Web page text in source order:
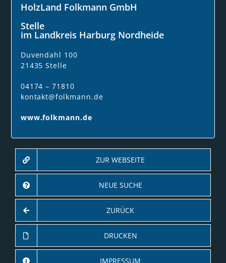
HolzLand Folkmann GmbH
Stelle
im Landkreis Harburg Nordheide
Duvendahl 100
21435 Stelle
04174 – 71810
kontakt@folkmann.de
www.folkmann.de
ZUR WEBSEITE
NEUE SUCHE
ZURÜCK
DRUCKEN
IMPRESSUM